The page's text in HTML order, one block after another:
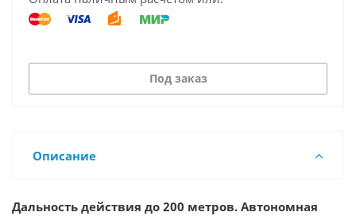
Под заказ
Описание
Дальность действия до 200 метров. Автономная